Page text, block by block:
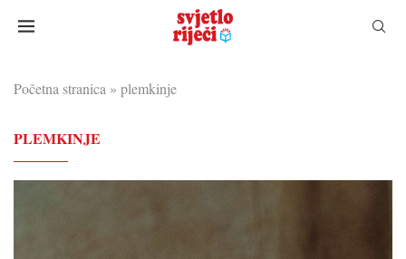
Početna stranica » plemkinje
PLEMKINJE